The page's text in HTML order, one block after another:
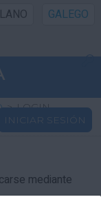
GALEGO
> LOGIN
INICIAR SESIÓN
mediante